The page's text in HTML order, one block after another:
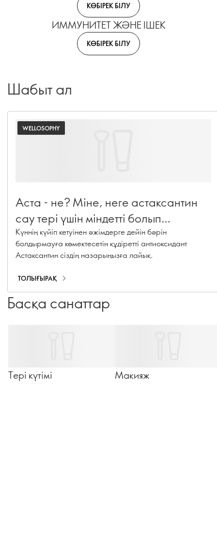
КӨБІРЕК БІЛУ
ИММУНИТЕТ ЖӘНЕ ІШЕК
КӨБІРЕК БІЛУ
Шабыт ал
WELLOSOPHY
Аста - не? Міне, неге астаксантин
сау тері үшін міндетті болып
табылады
Күннің күйіп кетуінен әжімдерге дейін бәрін
болдырмауға көмектесетін құдіретті антиоксидант
Астаксантин сіздің назарыңызға лайық.
ТОЛЫҒЫРАҚ
Басқа санаттар
Тері күтімі Макияж